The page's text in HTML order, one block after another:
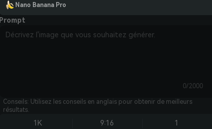
Nano Banana Pro
Prompt
0/2000
Conseils: Utilisez les conseils en anglais pour obtenir de meilleurs
résultats.
1K 9:16 1